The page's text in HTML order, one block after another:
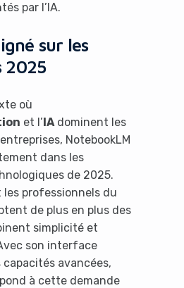
par l’IA.
sur les
2025
où
et l’IAdominent les
NotebookLM
dans les
de 2025.
professionnels du
de plus en plus des
simplicité et
son interface
avancées,
à cette demande